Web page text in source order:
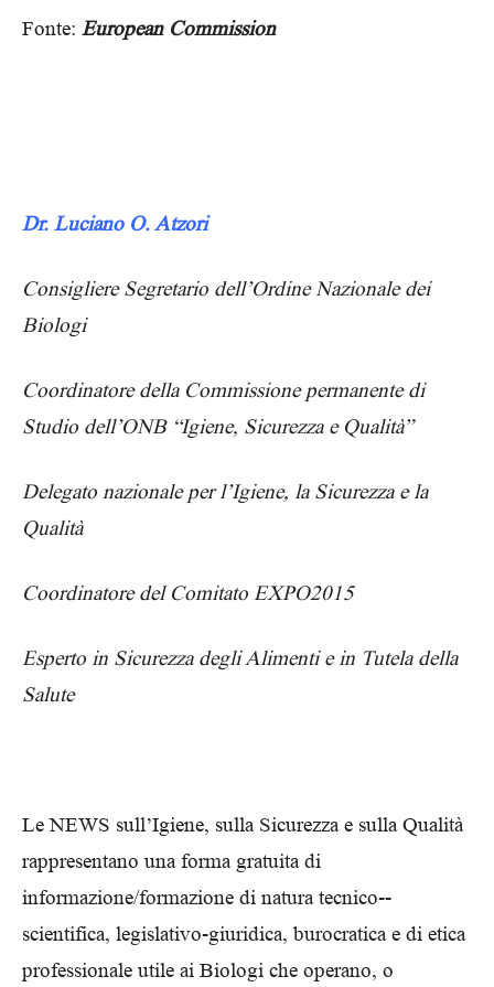
Fonte: European Commission
Dr. Luciano O. Atzori
Consigliere Segretario dell’Ordine Nazionale dei
Biologi
Coordinatore della Commissione permanente di
Studio dell’ONB “Igiene, Sicurezza e Qualità”
Delegato nazionale per l’Igiene, la Sicurezza e la
Qualità
Coordinatore del Comitato EXPO2015
Esperto in Sicurezza degli Alimenti e in Tutela della
Salute
Le NEWS sull’Igiene, sulla Sicurezza e sulla Qualità
rappresentano una forma gratuita di
informazione/formazione di natura tecnico-­
scientifica, legislativo-­giuridica, burocratica e di etica
professionale utile ai Biologi che operano, o